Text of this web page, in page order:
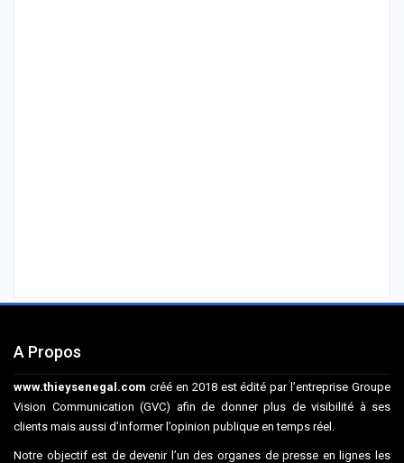
A Propos
www.thieysenegal.com créé en 2018 est édité par l’entreprise Groupe
Vision Communication (GVC) afin de donner plus de visibilité à ses
clients mais aussi d’informer l’opinion publique en temps réel.
Notre objectif est de devenir l’un des organes de presse en lignes les